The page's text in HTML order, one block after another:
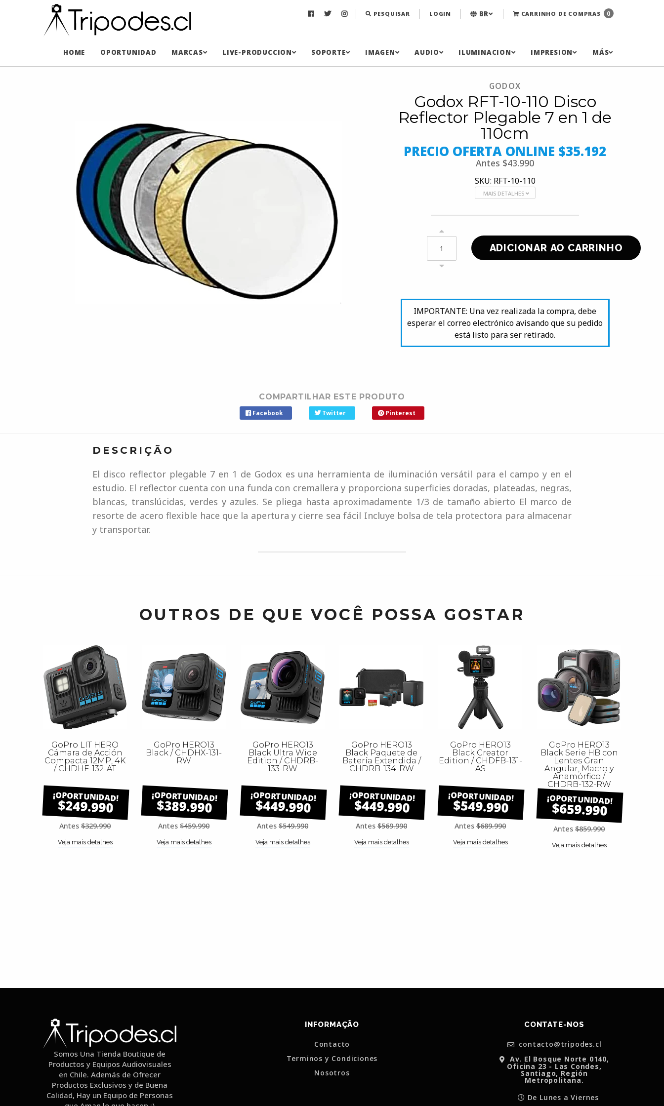
PESQUISAR LOGIN BR CARRINHO DE COMPRAS 0
HOME OPORTUNIDAD MARCAS LIVE-PRODUCCION SOPORTE IMAGEN AUDIO ILUMINACION IMPRESION MÁS
GODOX
Godox RFT-10-110 Disco
Reflector Plegable 7 en 1 de
110cm
PRECIO OFERTA ONLINE $35.192
Antes $43.990
SKU: RFT-10-110
MAIS DETALHES
IMPORTANTE: Una vez realizada la compra, debe
esperar el correo electrónico avisando que su pedido
está listo para ser retirado.
COMPARTILHAR ESTE PRODUTO
Facebook Twitter Pinterest
DESCRIÇÃO
El disco reflector plegable 7 en 1 de Godox es una herramienta de iluminación versátil para el campo y en el
estudio. El reflector cuenta con una funda con cremallera y proporciona superficies doradas, plateadas, negras,
blancas, translúcidas, verdes y azules. Se pliega hasta aproximadamente 1/3 de tamaño abierto El marco de
resorte de acero flexible hace que la apertura y cierre sea fácil Incluye bolsa de tela protectora para almacenar
y transportar.
OUTROS DE QUE VOCÊ POSSA GOSTAR
GoPro LIT HERO
Cámara de Acción
Compacta 12MP, 4K
/ CHDHF-132-AT
$249.990
Antes $329.990
Veja mais detalhes
GoPro HERO13
Black / CHDHX-131-
RW
$389.990
Antes $459.990
Veja mais detalhes
GoPro HERO13
Black Ultra Wide
Edition / CHDRB-
133-RW
$449.990
Antes $549.990
Veja mais detalhes
GoPro HERO13
Black Paquete de
Batería Extendida /
CHDRB-134-RW
$449.990
Antes $569.990
Veja mais detalhes
GoPro HERO13
Black Creator
Edition / CHDFB-131-
AS
$549.990
Antes $689.990
Veja mais detalhes
GoPro HERO13
Black Serie HB con
Lentes Gran
Angular, Macro y
Anamórfico /
CHDRB-132-RW
$659.990
Antes $859.990
Veja mais detalhes
Somos Una Tienda Boutique de
Productos y Equipos Audiovisuales
en Chile. Además de Ofrecer
Productos Exclusivos y de Buena
Calidad, Hay un Equipo de Personas
INFORMAÇÃO
Contacto
Terminos y Condiciones
Nosotros
CONTATE-NOS
contacto@tripodes.cl
Av. El Bosque Norte 0140,
Oficina 23 - Las Condes,
Santiago, Región
Metropolitana.
De Lunes a Viernes